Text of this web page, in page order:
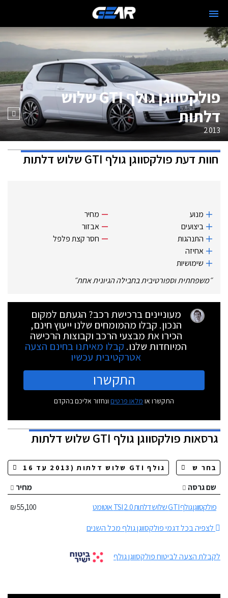
פולקסווגן גולף GTI שלוש
דלתות
2013
חוות דעתפולקסווגן גולף GTI שלוש דלתות
מנוע
ביצועים
התנהגות
אחיזה
שימושיות
מחיר
אבזור
חסר קצת פלפל
״משפחתית וספורטיבית בחבילה הגיונית אחת״
מעוניינים ברכישת רכב? הגעתם למקום
הנכון. קבלו מהמומחים שלנו ייעוץ חינם,
הכירו את מבצעי הרכב וקבוצות הרכישה
המיוחדות שלנו. קבלו מאיתנו בחינם הצעה
אטרקטיבית עכשיו
התקשרו
התקשרו או מלאו פרטים ונחזור אליכם בהקדם
גרסאותפולקסווגן גולף GTI שלוש דלתות
שם גרסה
מחיר
פולקסווגן גולף GTI שלוש דלתות 2.0 TSI אוטומט
55,100 ₪
לצפיה בכל דגמי פולקסווגן גולף מכל השנים
לקבלת הצעה לביטוח פולקסווגן גולף